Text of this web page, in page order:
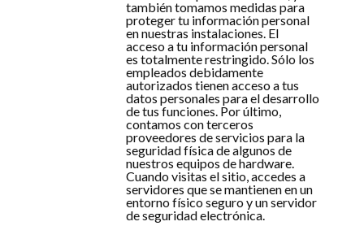
también tomamos medidas para
proteger tu información personal
en nuestras instalaciones. El
acceso a tu información personal
es totalmente restringido. Sólo los
empleados debidamente
autorizados tienen acceso a tus
datos personales para el desarrollo
de tus funciones. Por último,
contamos con terceros
proveedores de servicios para la
seguridad física de algunos de
nuestros equipos de hardware.
Cuando visitas el sitio, accedes a
servidores que se mantienen en un
entorno físico seguro y un servidor
de seguridad electrónica.